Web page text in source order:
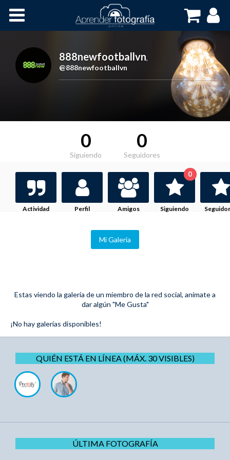
Cursos OnLine
888newfootballvn,
@888newfootballvn
0
Siguiendo
0
Seguidores
Actividad Perfil Amigos Siguiendo
0
Mi Galeria
Estas viendo la galería de un miembro de la red social, anímate a
dar algún "Me Gusta"
¡No hay galerías disponibles!
QUIÉN ESTÁ EN LÍNEA (MÁX. 30 VISIBLES)
ÚLTIMA FOTOGRAFÍA